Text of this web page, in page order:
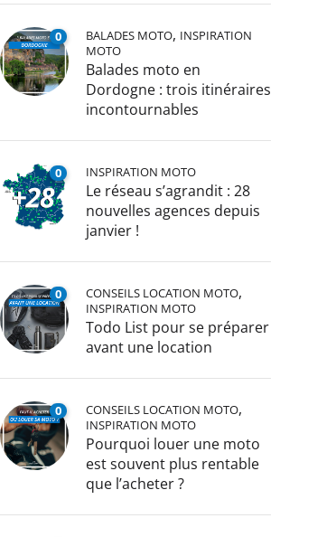
0 BALADES MOTO, INSPIRATION
MOTO
Balades moto en
Dordogne : trois itinéraires
incontournables
0 INSPIRATION MOTO
Le réseau s’agrandit : 28
nouvelles agences depuis
janvier !
0 CONSEILS LOCATION MOTO,
INSPIRATION MOTO
Todo List pour se préparer
avant une location
0 CONSEILS LOCATION MOTO,
INSPIRATION MOTO
Pourquoi louer une moto
est souvent plus rentable
que l’acheter ?